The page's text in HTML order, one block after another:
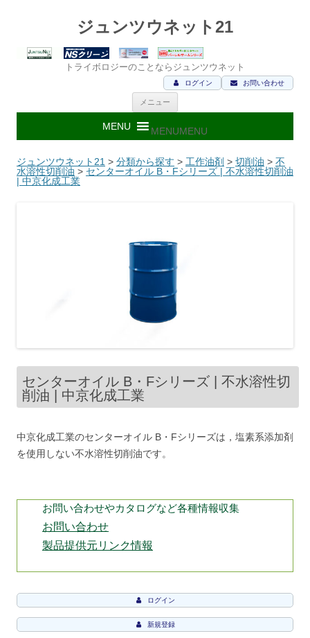
ジュンツウネット21
トライボロジーのことならジュンツウネット
お問い合わせ
ログイン
メニュー
ン
ツ
ス
キ
ッ
MENUMENU
ジュンツウネット21 > 分類から探す > 工作油剤 > 切削油 > 不
水溶性切削油 > センターオイル B・Fシリーズ | 不水溶性切削油
| 中京化成工業
センターオイル B・Fシリーズ | 不水溶性切
削油 | 中京化成工業
中京化成工業のセンターオイル B・Fシリーズは，塩素系添加剤
を使用しない不水溶性切削油です。
お問い合わせやカタログなど各種情報収集
お問い合わせ
製品提供元リンク情報
ログイン
新規登録